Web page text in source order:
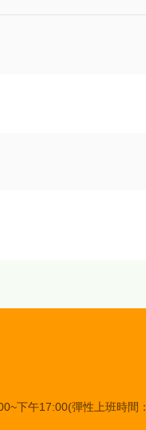
下午17:00(彈性上班時間